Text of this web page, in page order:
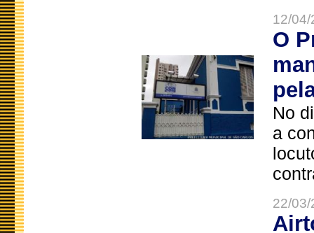
12/
O
No
a
22/